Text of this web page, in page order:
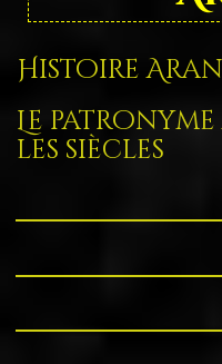
Histoire
Le
les siècles